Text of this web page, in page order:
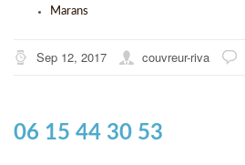
Marans
Sep 12, 2017 couvreur-riva
06 15 44 30 53